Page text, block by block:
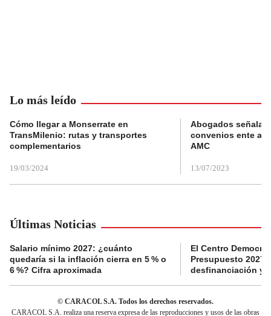
Lo más leído
Cómo llegar a Monserrate en
TransMilenio: rutas y transportes
complementarios
19/03/2024
Abogados
convenios ente
AMC
13/07/2023
Últimas Noticias
Salario mínimo 2027: ¿cuánto
quedaría si la inflación cierra en 5 % o
6 %? Cifra aproximada
El Centro
Presupuesto 2027
desfinanciación y
© CARACOL S.A. Todos los derechos reservados.
CARACOL S.A. realiza una reserva expresa de las reproducciones y usos de las obras